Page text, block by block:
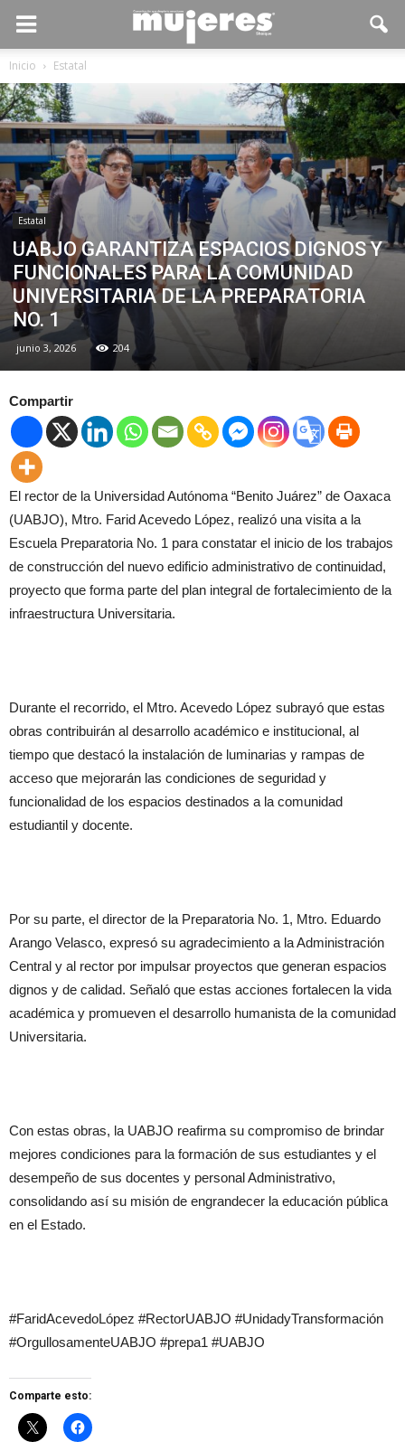
Inicio Estatal
Estatal
UABJO GARANTIZA ESPACIOS DIGNOS Y
FUNCIONALES PARA LA COMUNIDAD
UNIVERSITARIA DE LA PREPARATORIA
NO. 1
junio 3, 2026 204
Compartir
El rector de la Universidad Autónoma “Benito Juárez” de Oaxaca
(UABJO), Mtro. Farid Acevedo López, realizó una visita a la
Escuela Preparatoria No. 1 para constatar el inicio de los trabajos
de construcción del nuevo edificio administrativo de continuidad,
proyecto que forma parte del plan integral de fortalecimiento de la
infraestructura Universitaria.
Durante el recorrido, el Mtro. Acevedo López subrayó que estas
obras contribuirán al desarrollo académico e institucional, al
tiempo que destacó la instalación de luminarias y rampas de
acceso que mejorarán las condiciones de seguridad y
funcionalidad de los espacios destinados a la comunidad
estudiantil y docente.
Por su parte, el director de la Preparatoria No. 1, Mtro. Eduardo
Arango Velasco, expresó su agradecimiento a la Administración
Central y al rector por impulsar proyectos que generan espacios
dignos y de calidad. Señaló que estas acciones fortalecen la vida
académica y promueven el desarrollo humanista de la comunidad
Universitaria.
Con estas obras, la UABJO reafirma su compromiso de brindar
mejores condiciones para la formación de sus estudiantes y el
desempeño de sus docentes y personal Administrativo,
consolidando así su misión de engrandecer la educación pública
en el Estado.
#FaridAcevedoLópez #RectorUABJO #UnidadyTransformación
#OrgullosamenteUABJO #prepa1 #UABJO
Comparte esto: